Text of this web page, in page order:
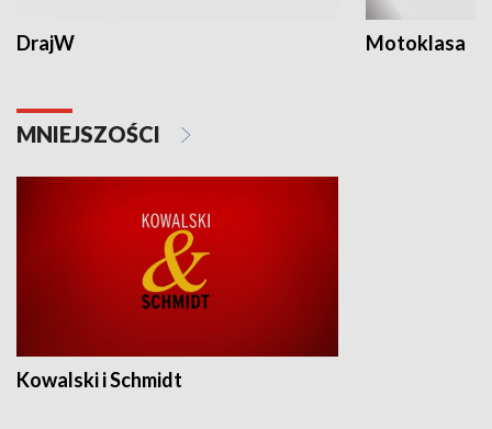
DrajW Motoklasa
MNIEJSZOŚCI
Kowalski i Schmidt